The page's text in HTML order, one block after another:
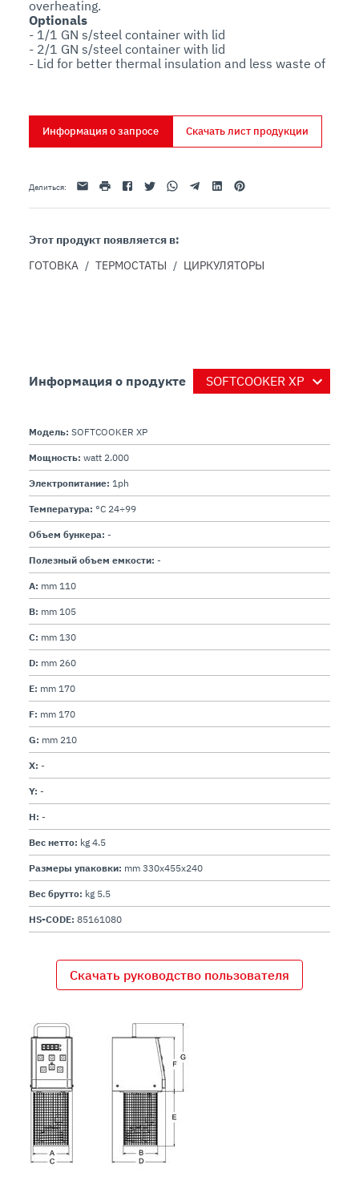
Optionals
- 1/1 GN s/steel container with lid
- 2/1 GN s/steel container with lid
- Lid for better thermal insulation and less waste of
Информация о запросе Скачать лист продукции
Делиться: Эл. адресРаспечататьFacebookTwitterWhatsappTelegramLinkedinPinterest
Этот продукт появляется в:
ГОТОВКА / ТЕРМОСТАТЫ / ЦИРКУЛЯТОРЫ
Информация о продукте
Модель: SOFTCOOKER XP
Мощность: watt 2.000
Электропитание: 1ph
Температура: °C 24÷99
Объем бункера: -
Полезный объем емкости: -
A: mm 110
B: mm 105
C: mm 130
D: mm 260
E: mm 170
F: mm 170
G: mm 210
X: -
Y: -
H: -
Вес нетто: kg 4.5
Размеры упаковки: mm 330x455x240
Вес брутто: kg 5.5
HS-CODE: 85161080
Скачать руководство пользователя